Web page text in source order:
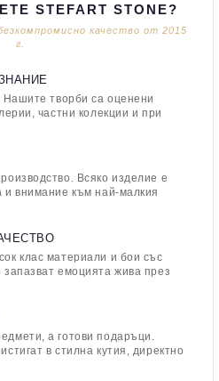
STEFART STONE?
качество от 2015
г.
Нашите творби са оценени
частни колекции и при
Всяко изделие е
внимание към най-малкия
клас материали и бои със
емоцията жива през
а готови подаръци.
в стилна кутия, директно